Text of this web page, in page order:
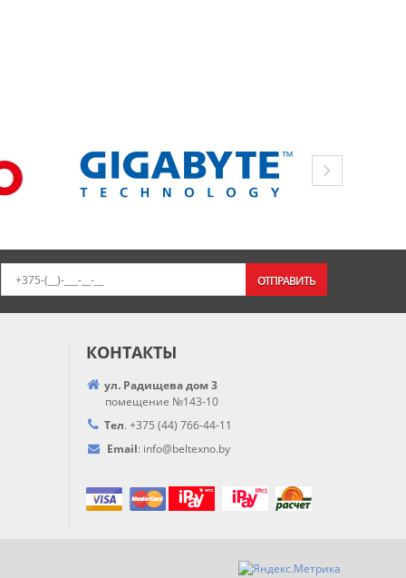
ОТПРАВИТЬ
КОНТАКТЫ
ул. Радищева дом 3
помещение №143-10
Тел. +375 (44) 766-44-11
Email: info@beltexno.by